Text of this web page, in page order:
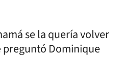
se la quería volver
preguntó Dominique